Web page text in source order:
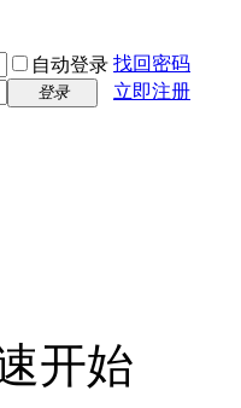
自动登录 找回密码
登录 立即注册
开始